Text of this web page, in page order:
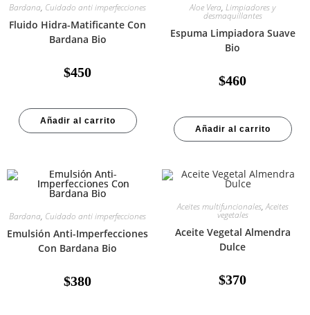
Bardana, Cuidado anti imperfecciones
Fluido Hidra-Matificante Con
Bardana Bio
$450
Añadir al carrito
Aloe Vera, Limpiadores y
desmaquillantes
Espuma Limpiadora Suave
Bio
$460
Añadir al carrito
Bardana, Cuidado anti imperfecciones
Emulsión Anti-Imperfecciones
Con Bardana Bio
$380
Aceites multifuncionales,Aceites
vegetales
Aceite Vegetal Almendra
Dulce
$370